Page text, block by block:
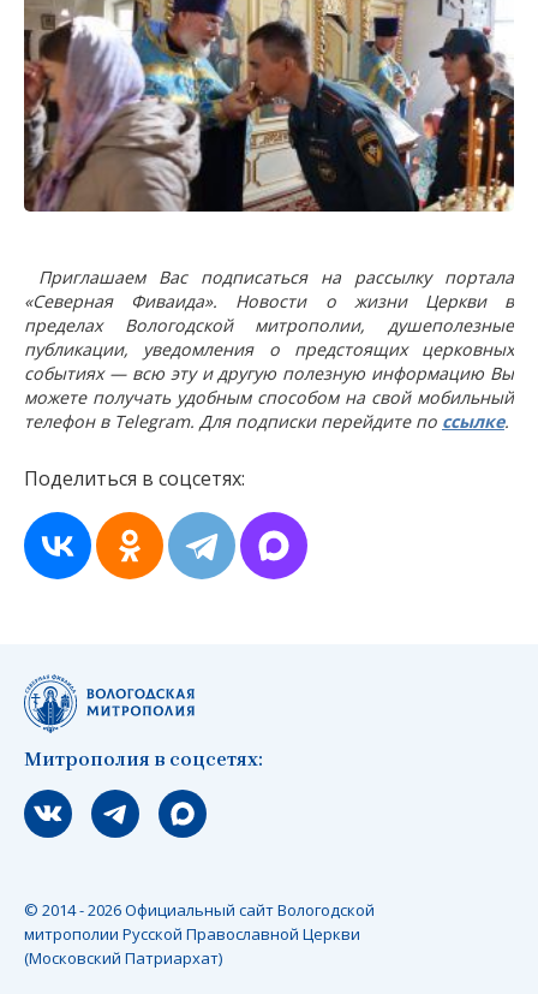
Приглашаем Вас подписаться на рассылку портала
«Северная Фиваида». Новости о жизни Церкви в
пределах Вологодской митрополии, душеполезные
публикации, уведомления о предстоящих церковных
событиях — всю эту и другую полезную информацию Вы
можете получать удобным способом на свой мобильный
телефон в Telegram. Для подписки перейдите по ссылке.
Поделиться в соцсетях:
Митрополия в соцсетях:
Мы вконтакте
Мы в telegram
Мы в Макс
© 2014 - 2026 Официальный сайт Вологодской
митрополии Русской Православной Церкви
(Московский Патриархат)